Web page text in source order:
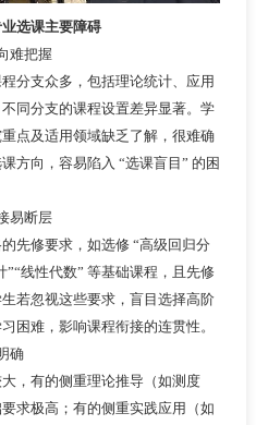
选课主要障碍
难把握
支众多，包括理论统计、应用
同分支的课程设置差异显著。学
点及适用领域缺乏了解，很难确
方向，容易陷入 “选课盲目” 的困
易断层
修要求，如选修 “高级回归分
线性代数” 等基础课程，且先修
若忽视这些要求，盲目选择高阶
困难，影响课程衔接的连贯性。
确
有的侧重理论推导（如测度
求极高；有的侧重实践应用（如